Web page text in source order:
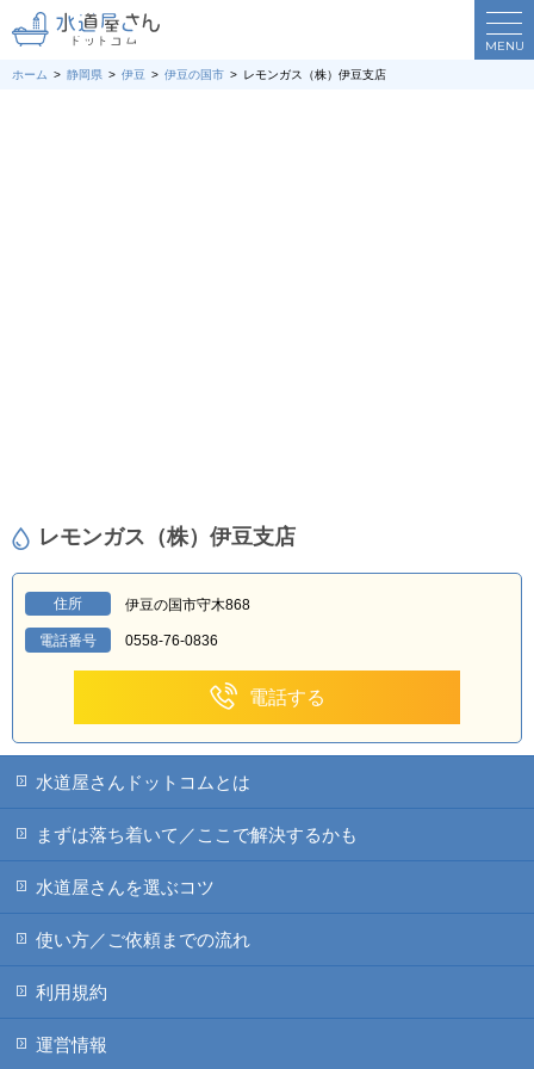
MENU
ホーム 静岡県 伊豆 伊豆の国市 レモンガス（株）伊豆支店
レモンガス（株）伊豆支店
住所 伊豆の国市守木868
電話番号 0558-76-0836
電話する
水道屋さんドットコムとは
まずは落ち着いて／ここで解決するかも
水道屋さんを選ぶコツ
使い方／ご依頼までの流れ
利用規約
運営情報